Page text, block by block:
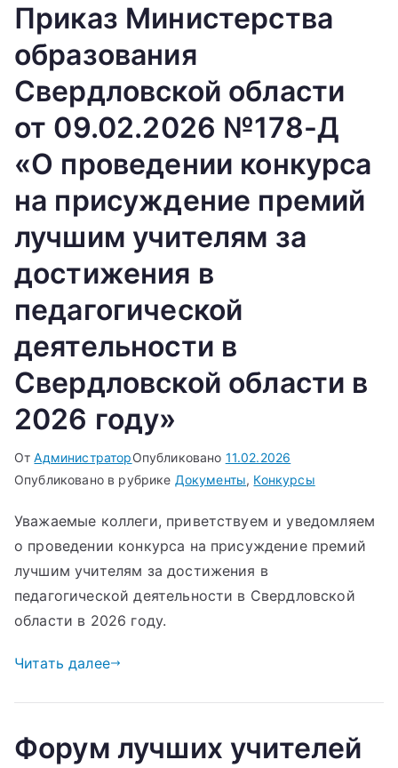
Приказ Министерства
образования
Свердловской области
от 09.02.2026 №178-Д
«О проведении конкурса
на присуждение премий
лучшим учителям за
достижения в
педагогической
деятельности в
Свердловской области в
2026 году»
ОтАдминистраторОпубликовано 11.02.2026
Опубликовано в рубрике Документы, Конкурсы
Уважаемые коллеги, приветствуем и уведомляем
о проведении конкурса на присуждение премий
лучшим учителям за достижения в
педагогической деятельности в Свердловской
области в 2026 году.
Читать далее
Форум лучших учителей